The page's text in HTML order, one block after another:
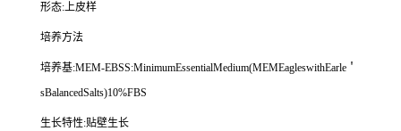
形态:上皮样
培养方法
培养基:MEM-EBSS:MinimumEssentialMedium(MEMEagleswithEarle ＇
sBalancedSalts)10%FBS
生长特性:贴壁生长